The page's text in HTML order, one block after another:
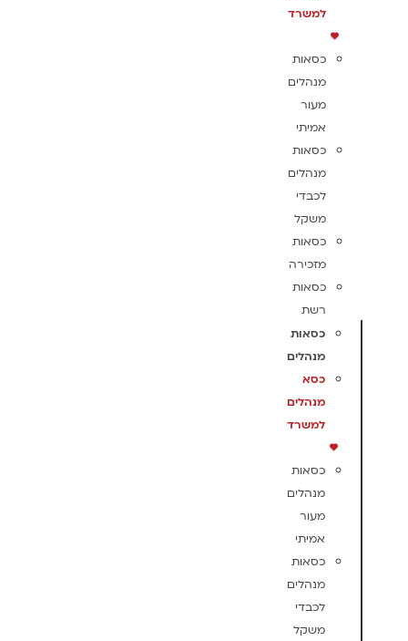
למשרד
כסאות
מנהלים
מעור
אמיתי
כסאות
מנהלים
לכבדי
משקל
כסאות
מזכירה
כסאות
רשת
כסאות
מנהלים
כסא
מנהלים
למשרד
כסאות
מנהלים
מעור
אמיתי
כסאות
מנהלים
לכבדי
משקל